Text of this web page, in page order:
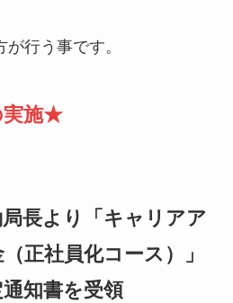
行う事です。
実施★
長より「キャリアア
正社員化コース）」
知書を受領